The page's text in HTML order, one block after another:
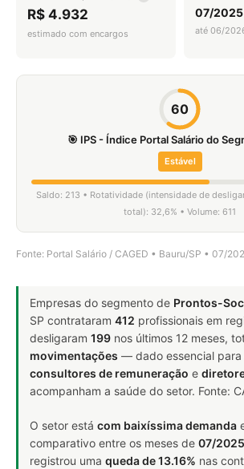
R$ 4.932
estimado com encargos
07/2025
até 06/
60
🎯 IPS - Índice Portal Salário do
Estável
Saldo: 213 • Rotatividade (intensidade de
total): 32,6% • Volume: 611
Fonte: Portal Salário / CAGED • Bauru/SP • 07/
Empresas do segmento de Prontos-
SP contrataram 412 profissionais em
desligaram 199 nos últimos 12 meses,
movimentações — dado essencial para
consultores de remuneração e
acompanham a saúde do setor. Fonte:
O setor está com baixíssima demanda
comparativo entre os meses de 07/
registrou uma queda de 13.16% nas